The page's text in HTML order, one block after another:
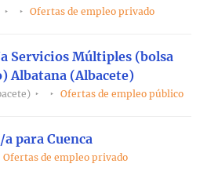
Ofertas de empleo privado
Servicios Múltiples (bolsa
Albatana (Albacete)
Ofertas de empleo público
para Cuenca
Ofertas de empleo privado